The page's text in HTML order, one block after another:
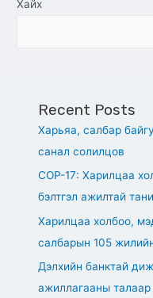
Хайх
Recent Posts
Харьяа, салбар
санал солилцов
СОР-17: Харилцаа
бэлтгэл ажилтай
Харилцаа холбоо,
салбарын 105
Дэлхийн банктай
ажиллагааны